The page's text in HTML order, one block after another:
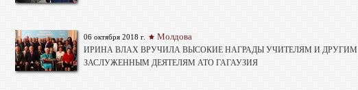
06 октября 2018 г. Молдова
ИРИНА ВЛАХ ВРУЧИЛА ВЫСОКИЕ НАГРАДЫ УЧИТЕЛЯМ И ДРУГИМ
ЗАСЛУЖЕННЫМ ДЕЯТЕЛЯМ АТО ГАГАУЗИЯ